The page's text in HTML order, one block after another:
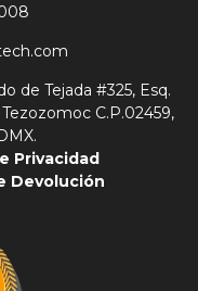
de Tejada #325, Esq.
C.P.02459,
Privacidad
Devolución